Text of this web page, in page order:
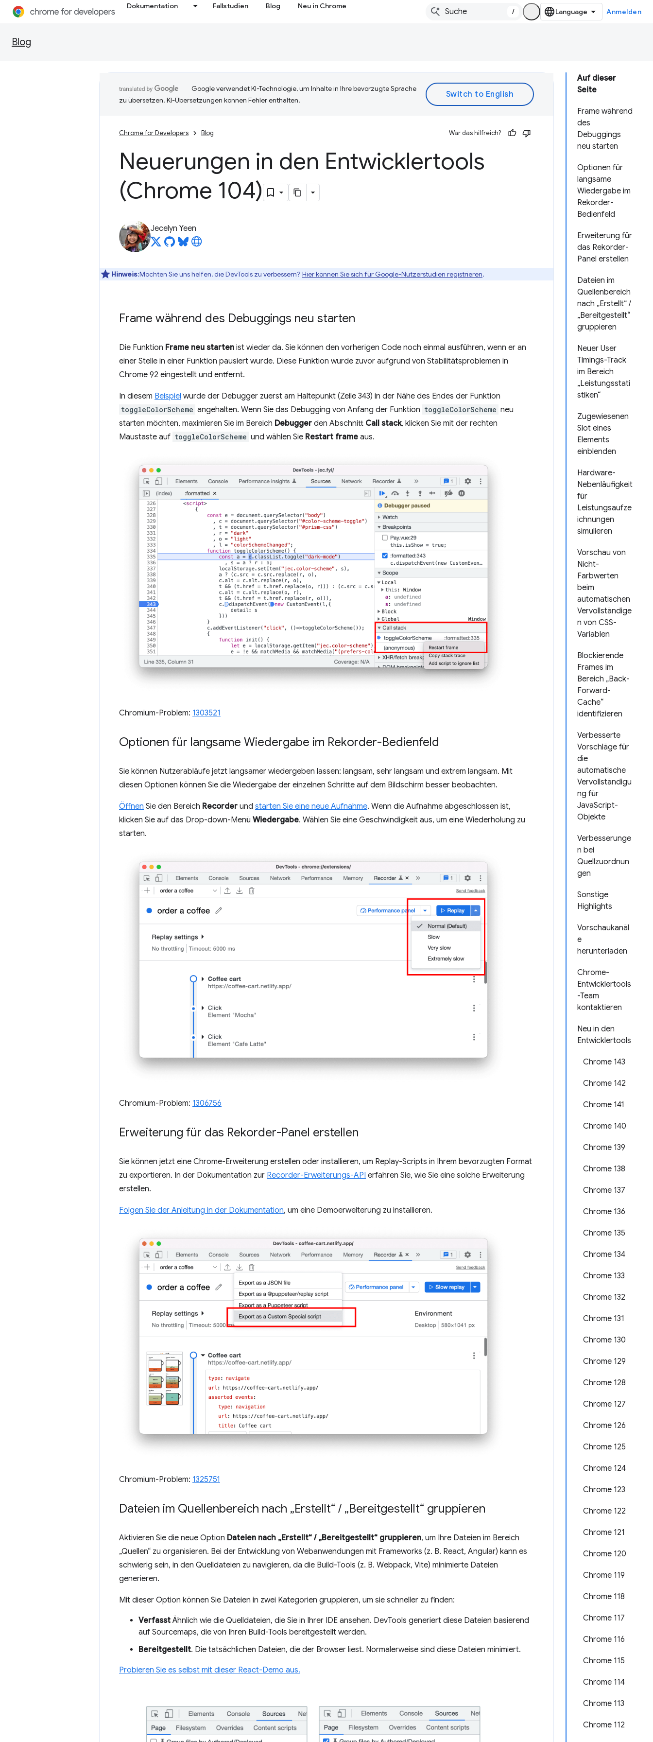
Dokumentation Fallstudien Blog Neu in Chrome
/ Anmelden
Blog
Auf dieser
Seite
Frame während
des
Debuggings
neu starten
Optionen für
langsame
Wiedergabe im
Rekorder-
Bedienfeld
Erweiterung für
das Rekorder-
Panel erstellen
Dateien im
Quellenbereich
nach „Erstellt“ /
„Bereitgestellt“
gruppieren
Neuer User
Timings-Track
im Bereich
„Leistungsstati
stiken“
Zugewiesenen
Slot eines
Elements
einblenden
Hardware-
Nebenläufigkeit
für
Leistungsaufze
ichnungen
simulieren
Vorschau von
Nicht-
Farbwerten
beim
automatischen
Vervollständige
n von CSS-
Variablen
Blockierende
Frames im
Bereich „Back-
Forward-
Cache“
identifizieren
Verbesserte
Vorschläge für
die
automatische
Vervollständigu
ng für
JavaScript-
Objekte
Verbesserunge
n bei
Quellzuordnun
gen
Sonstige
Highlights
Vorschaukanäl
e
herunterladen
Chrome-
Entwicklertools
-Team
kontaktieren
Neu in den
Entwicklertools
Chrome 143
Chrome 142
Chrome 141
Chrome 140
Chrome 139
Chrome 138
Chrome 137
Chrome 136
Chrome 135
Chrome 134
Chrome 133
Chrome 132
Chrome 131
Chrome 130
Chrome 129
Chrome 128
Chrome 127
Chrome 126
Chrome 125
Chrome 124
Chrome 123
Chrome 122
Chrome 121
Chrome 120
Chrome 119
Chrome 118
Chrome 117
Chrome 116
Chrome 115
Chrome 114
Chrome 113
Chrome 112
Google verwendet KI-Technologie, um Inhalte in Ihre bevorzugte Sprache
zu übersetzen. KI-Übersetzungen können Fehler enthalten.
Chrome for Developers Blog War das hilfreich?
Neuerungen in den Entwicklertools
(Chrome 104)
Jecelyn Yeen
Hinweis:Möchten Sie uns helfen, die DevTools zu verbessern? Hier können Sie sich für Google-Nutzerstudien registrieren.
Frame während des Debuggings neu starten
Die Funktion Frame neu starten ist wieder da. Sie können den vorherigen Code noch einmal ausführen, wenn er an
einer Stelle in einer Funktion pausiert wurde. Diese Funktion wurde zuvor aufgrund von Stabilitätsproblemen in
Chrome 92 eingestellt und entfernt.
In diesem Beispiel wurde der Debugger zuerst am Haltepunkt (Zeile 343) in der Nähe des Endes der Funktion
toggleColorScheme angehalten. Wenn Sie das Debugging von Anfang der Funktion toggleColorScheme neu
starten möchten, maximieren Sie im Bereich Debugger den Abschnitt Call stack, klicken Sie mit der rechten
Maustaste auf toggleColorScheme und wählen Sie Restart frame aus.
Chromium-Problem: 1303521
Optionen für langsame Wiedergabe im Rekorder-Bedienfeld
Sie können Nutzerabläufe jetzt langsamer wiedergeben lassen: langsam, sehr langsam und extrem langsam. Mit
diesen Optionen können Sie die Wiedergabe der einzelnen Schritte auf dem Bildschirm besser beobachten.
Öffnen Sie den Bereich Recorder und starten Sie eine neue Aufnahme. Wenn die Aufnahme abgeschlossen ist,
klicken Sie auf das Drop-down-Menü Wiedergabe. Wählen Sie eine Geschwindigkeit aus, um eine Wiederholung zu
starten.
Chromium-Problem: 1306756
Erweiterung für das Rekorder-Panel erstellen
Sie können jetzt eine Chrome-Erweiterung erstellen oder installieren, um Replay-Scripts in Ihrem bevorzugten Format
zu exportieren. In der Dokumentation zur Recorder-Erweiterungs-API erfahren Sie, wie Sie eine solche Erweiterung
erstellen.
Folgen Sie der Anleitung in der Dokumentation, um eine Demoerweiterung zu installieren.
Chromium-Problem: 1325751
Dateien im Quellenbereich nach „Erstellt“ / „Bereitgestellt“ gruppieren
Aktivieren Sie die neue Option Dateien nach „Erstellt“ / „Bereitgestellt“ gruppieren, um Ihre Dateien im Bereich
„Quellen“ zu organisieren. Bei der Entwicklung von Webanwendungen mit Frameworks (z. B. React, Angular) kann es
schwierig sein, in den Quelldateien zu navigieren, da die Build-Tools (z. B. Webpack, Vite) minimierte Dateien
generieren.
Mit dieser Option können Sie Dateien in zwei Kategorien gruppieren, um sie schneller zu finden:
Verfasst Ähnlich wie die Quelldateien, die Sie in Ihrer IDE ansehen. DevTools generiert diese Dateien basierend
auf Sourcemaps, die von Ihren Build-Tools bereitgestellt werden.
Bereitgestellt. Die tatsächlichen Dateien, die der Browser liest. Normalerweise sind diese Dateien minimiert.
Probieren Sie es selbst mit dieser React-Demo aus.